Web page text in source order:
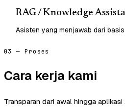
RAG / Knowledge
Asisten yang menjawab dari
03 — Proses
Cara kerja kami
Transparan dari awal hingga